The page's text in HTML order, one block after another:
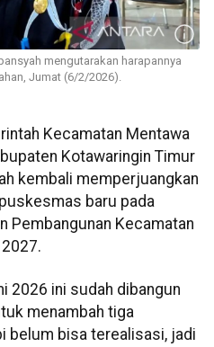
mengutarakan harapannya
Jumat (6/2/2026).
Kecamatan Mentawa
Kotawaringin Timur
kembali memperjuangkan
baru pada
Pembangunan Kecamatan
2026 ini sudah dibangun
menambah tiga
belum bisa terealisasi, jadi